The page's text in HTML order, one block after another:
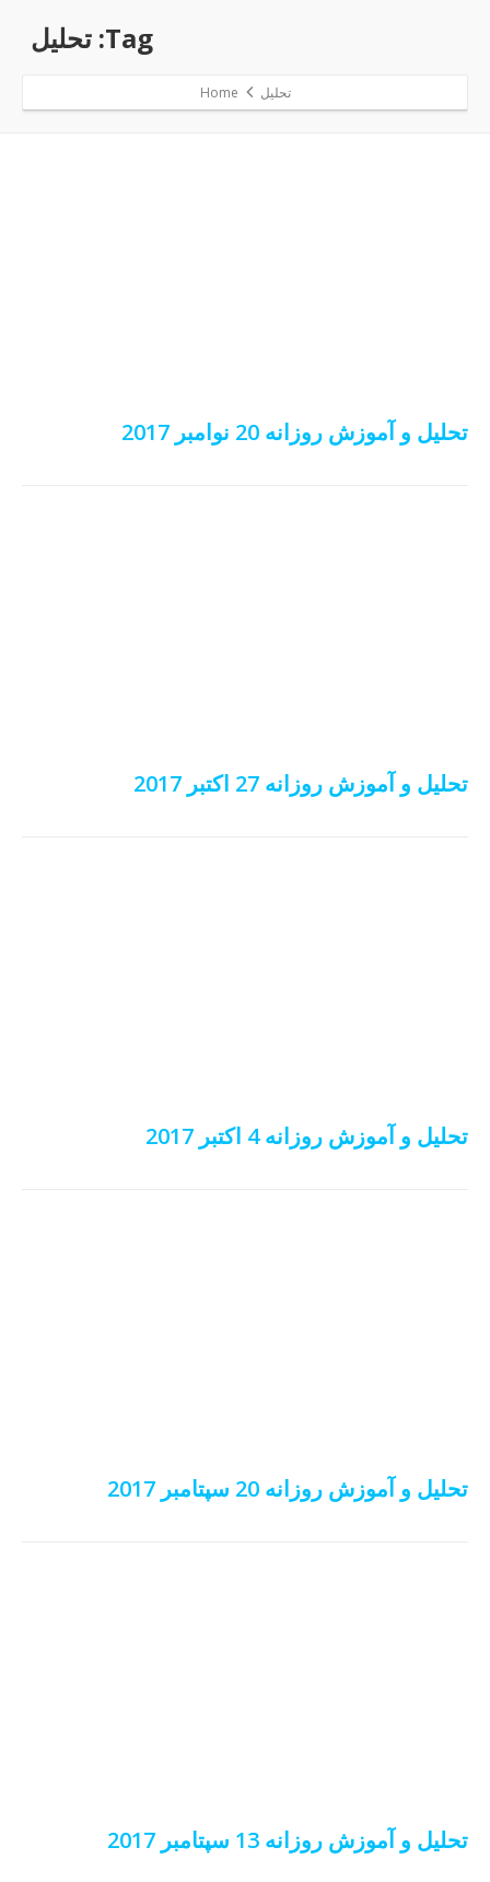
Tag: تحلیل
تحلیل Home
تحلیل و آموزش روزانه 20 نوامبر 2017
تحلیل و آموزش روزانه 27 اکتبر 2017
تحلیل و آموزش روزانه 4 اکتبر 2017
تحلیل و آموزش روزانه 20 سپتامبر 2017
تحلیل و آموزش روزانه 13 سپتامبر 2017